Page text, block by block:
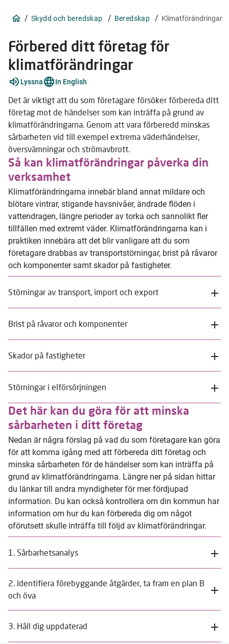
/ Skydd och beredskap / Beredskap / Klimatförändringar
Förbered ditt företag för
klimatförändringar
Förklara
ord
stycken
Lyssna In English
Det är viktigt att du som företagare försöker förbereda ditt
företag mot de händelser som kan inträffa på grund av
klimatförändringarna. Genom att vara förberedd minskas
sårbarheten vid till exempel extrema väderhändelser,
översvämningar och strömavbrott.
Så kan klimatförändringar påverka din
verksamhet
Klimatförändringarna innebär bland annat mildare och
blötare vintrar, stigande havsnivåer, ändrade flöden i
vattendragen, längre perioder av torka och sannolikt fler
tillfällen med extremt väder. Klimatförändringarna kan i
praktiken innebära att det blir vanligare att du som
företagare drabbas av transportstörningar, brist på råvaror
och komponenter samt skador på fastigheter.
Störningar av transport, import och export
Brist på råvaror och komponenter
Skador på fastigheter
Störningar i elförsörjningen
Det här kan du göra för att minska
sårbarheten i ditt företag
Nedan är några förslag på vad du som företagare kan göra
för att komma igång med att förbereda ditt företag och
minska sårbarheten för de händelser som kan inträffa på
grund av klimatförändringarna. Längre ner på sidan hittar
du länkar till andra myndigheter för mer fördjupad
information. Du kan också kontrollera om din kommun har
information om hur du kan förbereda dig om något
oförutsett skulle inträffa till följd av klimatförändringar.
1. Sårbarhetsanalys
2. Identifiera förebyggande åtgärder, ta fram en plan B
och öva
3. Håll dig uppdaterad